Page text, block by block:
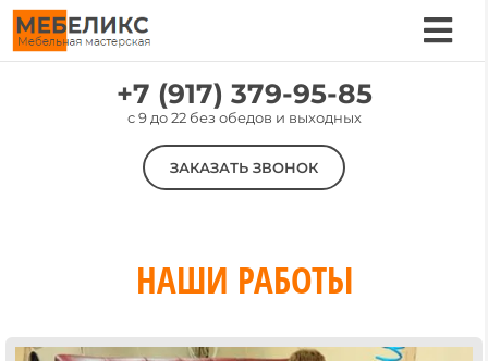
Skip
to
content
Услуги
Цены
Материалы
+7 (917) 379-95-85
c 9 до 22 без обедов и выходных
ЗАКАЗАТЬ ЗВОНОК
НАШИ РАБОТЫ